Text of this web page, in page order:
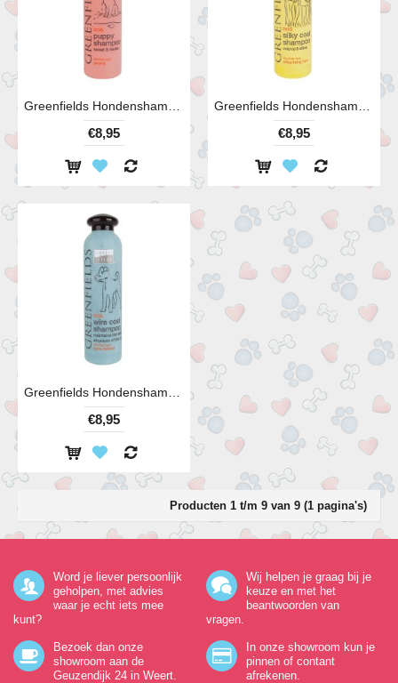
€8,95 €8,95
€8,95
Producten 1 t/m 9 van 9 (1 pagina's)
Word je liever persoonlijk
geholpen, met advies
waar je echt iets mee
kunt?
Wij helpen je graag bij je
keuze en met het
beantwoorden van
vragen.
Bezoek dan onze
showroom aan de
Geuzendijk 24 in Weert.
In onze showroom kun je
pinnen of contant
afrekenen.